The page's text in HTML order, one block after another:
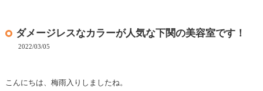
ダメージレスなカラーが人気な下関の美容室です！
2022/03/05
こんにちは、梅雨入りしましたね。